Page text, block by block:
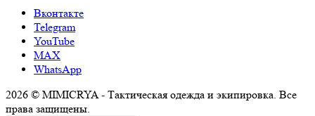
Вконтакте
Telegram
YouTube
MAX
WhatsApp
2026 © MIMICRYA - Тактическая одежда и экипировка. Все
права защищены.